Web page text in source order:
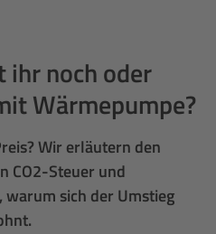
ihr noch oder
Wärmepumpe?
Wir erläutern den
CO2-Steuer und
sich der Umstieg